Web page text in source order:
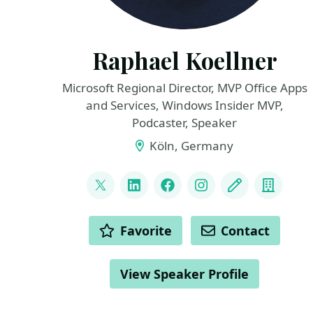
Raphael Koellner
Microsoft Regional Director, MVP Office Apps
and Services, Windows Insider MVP,
Podcaster, Speaker
Köln, Germany
LINKS
@ra_koellner
LinkedInFacebookInstagram
Blog
ACTIONS Favorite Contact
View Speaker Profile